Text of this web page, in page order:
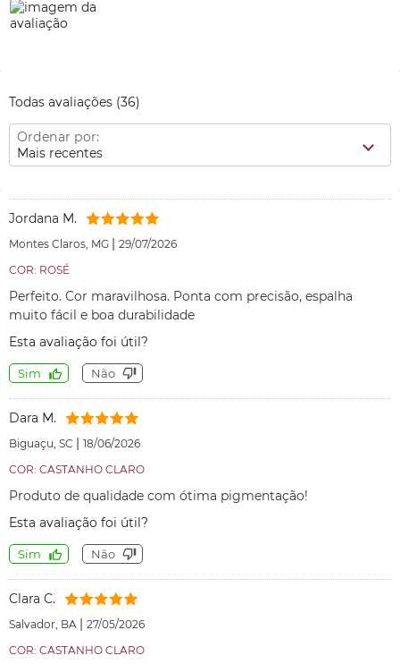
Todas avaliações (36)
Ordenar por:
Mais recentes
Jordana M.
Montes Claros, MG | 29/07/2026
COR: ROSÉ
Perfeito. Cor maravilhosa. Ponta com precisão, espalha
muito fácil e boa durabilidade
Esta avaliação foi útil?
Sim Não
Dara M.
Biguaçu, SC | 18/06/2026
COR: CASTANHO CLARO
Produto de qualidade com ótima pigmentação!
Esta avaliação foi útil?
Sim Não
Clara C.
Salvador, BA | 27/05/2026
COR: CASTANHO CLARO